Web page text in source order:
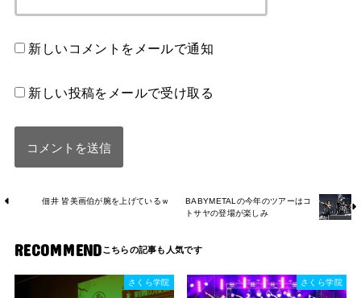
新しいコメントをメールで通知
新しい投稿をメールで受け取る
佃井 皆美画伯が腕を上げているｗ
BABYMETALの今年のツアーはコ
トサヤの登場が楽しみ
RECOMMEND
さくら学院 さくら学院